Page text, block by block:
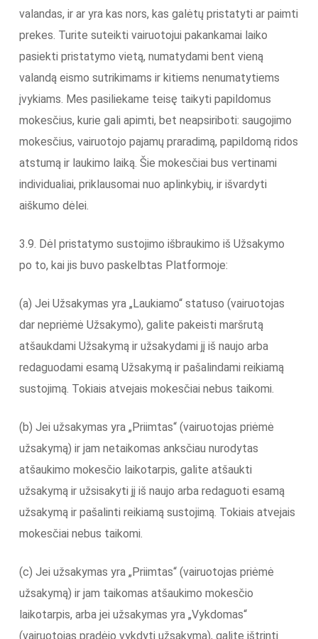
valandas, ir ar yra kas nors, kas galėtų pristatyti ar paimti
prekes. Turite suteikti vairuotojui pakankamai laiko
pasiekti pristatymo vietą, numatydami bent vieną
valandą eismo sutrikimams ir kitiems nenumatytiems
įvykiams. Mes pasiliekame teisę taikyti papildomus
mokesčius, kurie gali apimti, bet neapsiriboti: saugojimo
mokesčius, vairuotojo pajamų praradimą, papildomą ridos
atstumą ir laukimo laiką. Šie mokesčiai bus vertinami
individualiai, priklausomai nuo aplinkybių, ir išvardyti
aiškumo dėlei.
3.9. Dėl pristatymo sustojimo išbraukimo iš Užsakymo
po to, kai jis buvo paskelbtas Platformoje:
(a) Jei Užsakymas yra „Laukiamo“ statuso (vairuotojas
dar nepriėmė Užsakymo), galite pakeisti maršrutą
atšaukdami Užsakymą ir užsakydami jį iš naujo arba
redaguodami esamą Užsakymą ir pašalindami reikiamą
sustojimą. Tokiais atvejais mokesčiai nebus taikomi.
(b) Jei užsakymas yra „Priimtas“ (vairuotojas priėmė
užsakymą) ir jam netaikomas anksčiau nurodytas
atšaukimo mokesčio laikotarpis, galite atšaukti
užsakymą ir užsisakyti jį iš naujo arba redaguoti esamą
užsakymą ir pašalinti reikiamą sustojimą. Tokiais atvejais
mokesčiai nebus taikomi.
(c) Jei užsakymas yra „Priimtas“ (vairuotojas priėmė
užsakymą) ir jam taikomas atšaukimo mokesčio
laikotarpis, arba jei užsakymas yra „Vykdomas“
(vairuotojas pradėjo vykdyti užsakymą), galite ištrinti